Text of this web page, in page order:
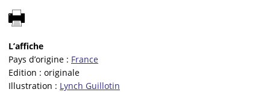
L’affiche
Pays d’origine : France
Edition : originale
Illustration : Lynch Guillotin